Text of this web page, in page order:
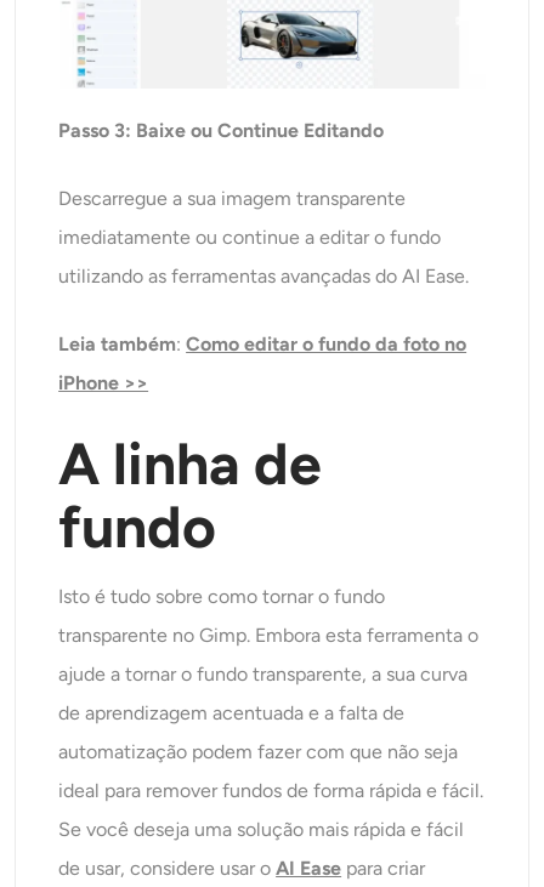
Passo 3: Baixe ou Continue Editando
Descarregue a sua imagem transparente
imediatamente ou continue a editar o fundo
utilizando as ferramentas avançadas do AI Ease.
Leia também:Como editar o fundo da foto no
iPhone >>
A linha de
fundo
Isto é tudo sobre como tornar o fundo
transparente no Gimp. Embora esta ferramenta o
ajude a tornar o fundo transparente, a sua curva
de aprendizagem acentuada e a falta de
automatização podem fazer com que não seja
ideal para remover fundos de forma rápida e fácil.
Se você deseja uma solução mais rápida e fácil
de usar, considere usar oAI Ease para criar